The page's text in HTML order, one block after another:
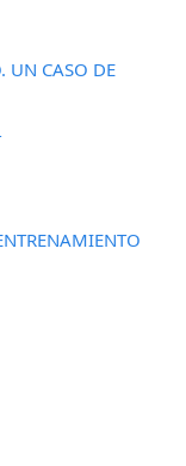
UN CASO DE